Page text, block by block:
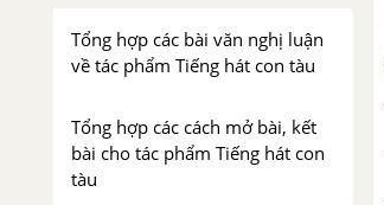
Tổng hợp các bài văn nghị luận
về tác phẩm Tiếng hát con tàu
Tổng hợp các cách mở bài, kết
bài cho tác phẩm Tiếng hát con
tàu